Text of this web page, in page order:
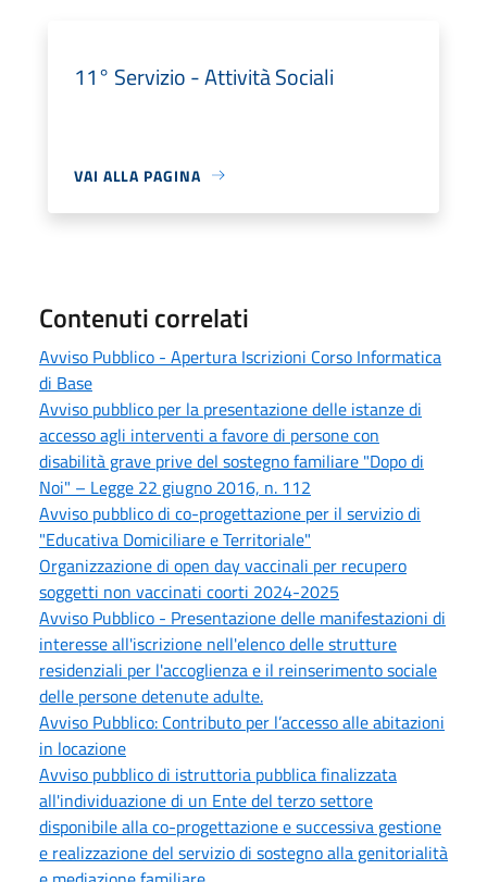
11° Servizio - Attività Sociali
VAI ALLA PAGINA
Contenuti correlati
Avviso Pubblico - Apertura Iscrizioni Corso Informatica
di Base
Avviso pubblico per la presentazione delle istanze di
accesso agli interventi a favore di persone con
disabilità grave prive del sostegno familiare "Dopo di
Noi" – Legge 22 giugno 2016, n. 112
Avviso pubblico di co-progettazione per il servizio di
"Educativa Domiciliare e Territoriale"
Organizzazione di open day vaccinali per recupero
soggetti non vaccinati coorti 2024-2025
Avviso Pubblico - Presentazione delle manifestazioni di
interesse all'iscrizione nell'elenco delle strutture
residenziali per l'accoglienza e il reinserimento sociale
delle persone detenute adulte.
Avviso Pubblico: Contributo per l’accesso alle abitazioni
in locazione
Avviso pubblico di istruttoria pubblica finalizzata
all'individuazione di un Ente del terzo settore
disponibile alla co-progettazione e successiva gestione
e realizzazione del servizio di sostegno alla genitorialità